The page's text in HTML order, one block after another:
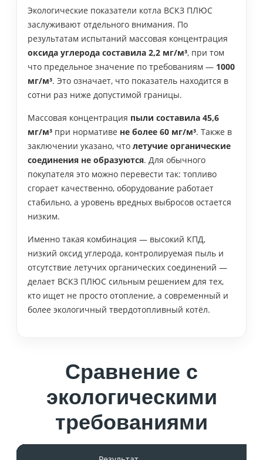
Экологические показатели котла ВСКЗ ПЛЮС
заслуживают отдельного внимания. По
результатам испытаний массовая концентрация
оксида углерода составила 2,2 мг/м³, при том
что предельное значение по требованиям — 1000
мг/м³. Это означает, что показатель находится в
сотни раз ниже допустимой границы.
Массовая концентрация пыли составила 45,6
мг/м³ при нормативе не более 60 мг/м³. Также в
заключении указано, что летучие органические
соединения не образуются. Для обычного
покупателя это можно перевести так: топливо
сгорает качественно, оборудование работает
стабильно, а уровень вредных выбросов остается
низким.
Именно такая комбинация — высокий КПД,
низкий оксид углерода, контролируемая пыль и
отсутствие летучих органических соединений —
делает ВСКЗ ПЛЮС сильным решением для тех,
кто ищет не просто отопление, а современный и
более экологичный твердотопливный котёл.
Сравнение с
экологическими
требованиями